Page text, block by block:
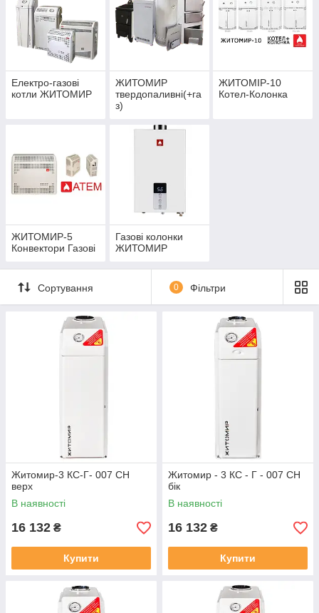
Електро-газові
котли ЖИТОМИР
ЖИТОМИР
твердопаливні(+га
з)
ЖИТОМІР-10
Котел-Колонка
ЖИТОМИР-5
Конвектори Газові
Газові колонки
ЖИТОМИР
Сортування 0 Фільтри
Житомир-3 КС-Г- 007 СН
верх
В наявності
16 132 ₴
Купити
Житомир - 3 КС - Г - 007 СН
бік
В наявності
16 132 ₴
Купити